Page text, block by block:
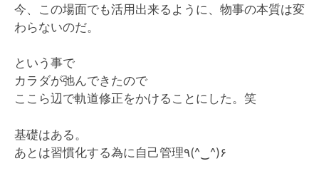
今、この場面でも活用出来るように、物事の本質は変
わらないのだ。
という事で
カラダが弛んできたので
ここら辺で軌道修正をかけることにした。笑
基礎はある。
あとは習慣化する為に自己管理٩(^‿^)۶